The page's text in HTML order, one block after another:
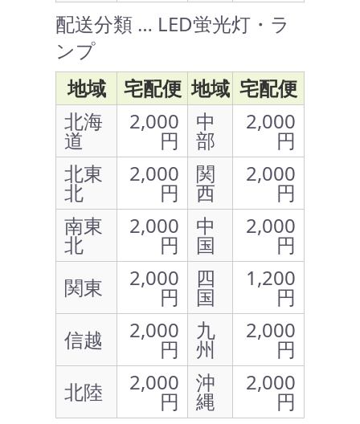
配送分類 … LED蛍光灯・ラ
ンプ
地域
宅配便 地域 宅配便
北海
道
2,000
円
中
部
2,000
円
北東
北
2,000
円
関
西
2,000
円
南東
北
2,000
円
中
国
2,000
円
関東
2,000
円
四
国
1,200
円
信越
2,000
円
九
州
2,000
円
北陸
2,000
円
沖
縄
2,000
円